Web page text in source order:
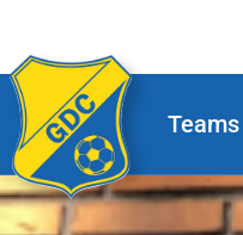
Teams